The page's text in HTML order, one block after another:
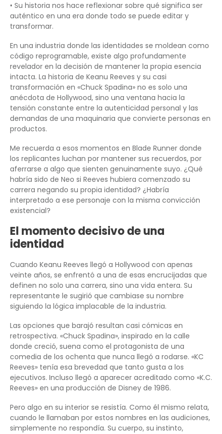
• Su historia nos hace reflexionar sobre qué significa ser
auténtico en una era donde todo se puede editar y
transformar.
En una industria donde las identidades se moldean como
código reprogramable, existe algo profundamente
revelador en la decisión de mantener la propia esencia
intacta. La historia de Keanu Reeves y su casi
transformación en «Chuck Spadina» no es solo una
anécdota de Hollywood, sino una ventana hacia la
tensión constante entre la autenticidad personal y las
demandas de una maquinaria que convierte personas en
productos.
Me recuerda a esos momentos en Blade Runner donde
los replicantes luchan por mantener sus recuerdos, por
aferrarse a algo que sienten genuinamente suyo. ¿Qué
habría sido de Neo si Reeves hubiera comenzado su
carrera negando su propia identidad? ¿Habría
interpretado a ese personaje con la misma convicción
existencial?
El momento decisivo de una
identidad
Cuando Keanu Reeves llegó a Hollywood con apenas
veinte años, se enfrentó a una de esas encrucijadas que
definen no solo una carrera, sino una vida entera. Su
representante le sugirió que cambiase su nombre
siguiendo la lógica implacable de la industria.
Las opciones que barajó resultan casi cómicas en
retrospectiva. «Chuck Spadina», inspirado en la calle
donde creció, suena como el protagonista de una
comedia de los ochenta que nunca llegó a rodarse. «KC
Reeves» tenía esa brevedad que tanto gusta a los
ejecutivos. Incluso llegó a aparecer acreditado como «K.C.
Reeves» en una producción de Disney de 1986.
Pero algo en su interior se resistía. Como él mismo relata,
cuando le llamaban por estos nombres en las audiciones,
simplemente no respondía. Su cuerpo, su instinto,